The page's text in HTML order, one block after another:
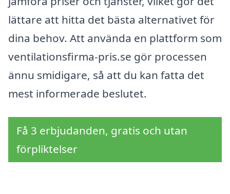
lättare att hitta det bästa alternativet för
dina behov. Att använda en plattform som
ventilationsfirma-pris.se gör processen
ännu smidigare, så att du kan fatta det
mest informerade beslutet.
Få 3 erbjudanden, gratis och utan
förpliktelser